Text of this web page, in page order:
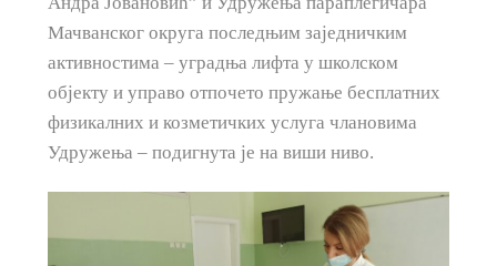
Мачванског округа последњим заједничким
активностима – уградња лифта у школском
објекту и управо отпочето пружање бесплатних
физикалних и козметичких услуга члановима
Удружења – подигнута је на виши ниво.